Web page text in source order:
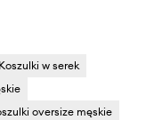
Koszulki w serek
oversize męskie